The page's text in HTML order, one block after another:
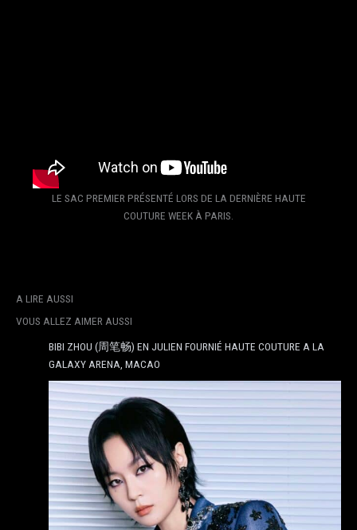
LE SAC PREMIER PRÉSENTÉ LORS DE LA DERNIÈRE HAUTE
COUTURE WEEK À PARIS.
A LIRE AUSSI
VOUS ALLEZ AIMER AUSSI
BIBI ZHOU (周笔畅) EN JULIEN FOURNIÉ HAUTE COUTURE A LA
GALAXY ARENA, MACAO